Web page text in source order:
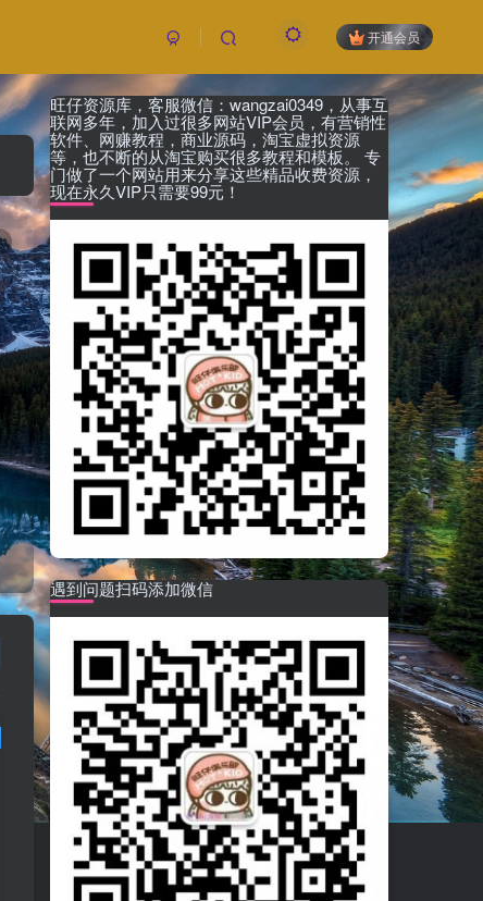
开通会员
付费资源
￥19.9 限时特惠
￥199
黄金会员
免费
钻石会员
免费
立即购买
您当前未登录！建议登陆后购买，可保存购买订
单，未登录账号信息只保存15天
已售 22
旺仔资源库，客服微信：wangzai0349，从事互
联网多年，加入过很多网站VIP会员，有营销性
软件、网赚教程，商业源码，淘宝虚拟资源
等，也不断的从淘宝购买很多教程和模板。 专
门做了一个网站用来分享这些精品收费资源，
现在永久VIP只需要99元！
遇到问题扫码添加微信